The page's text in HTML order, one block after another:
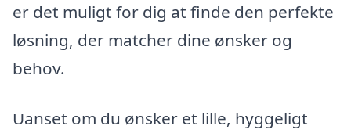
er det muligt for dig at finde den perfekte
løsning, der matcher dine ønsker og
behov.
Uanset om du ønsker et lille, hyggeligt